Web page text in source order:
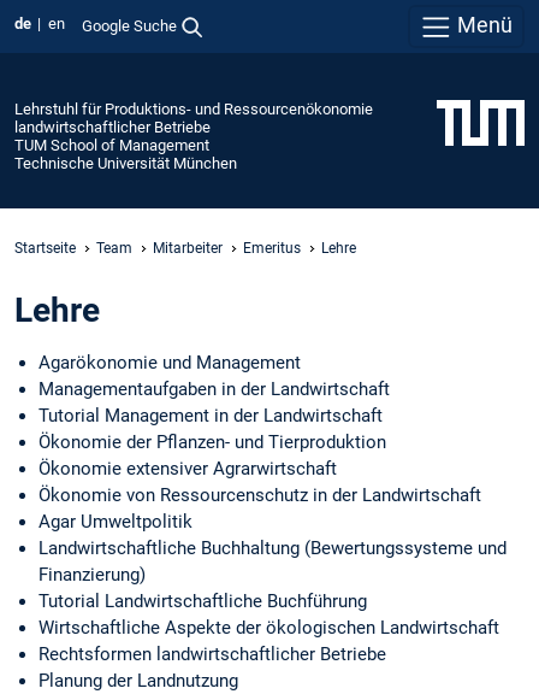
de en Google Suche Menü
Lehrstuhl für Produktions- und Ressourcenökonomie
landwirtschaftlicher Betriebe
TUM School of Management
Technische Universität München
Startseite Team Mitarbeiter Emeritus Lehre
Lehre
Agarökonomie und Management
Managementaufgaben in der Landwirtschaft
Tutorial Management in der Landwirtschaft
Ökonomie der Pflanzen- und Tierproduktion
Ökonomie extensiver Agrarwirtschaft
Ökonomie von Ressourcenschutz in der Landwirtschaft
Agar Umweltpolitik
Landwirtschaftliche Buchhaltung (Bewertungssysteme und
Finanzierung)
Tutorial Landwirtschaftliche Buchführung
Wirtschaftliche Aspekte der ökologischen Landwirtschaft
Rechtsformen landwirtschaftlicher Betriebe
Planung der Landnutzung